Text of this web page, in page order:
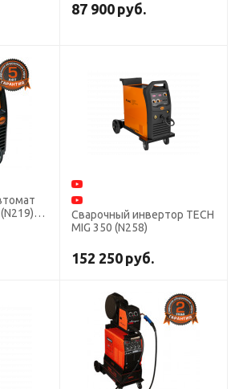
87 900 руб.
Сварочный инвертор TECH
MIG 350 (N258)
152 250 руб.